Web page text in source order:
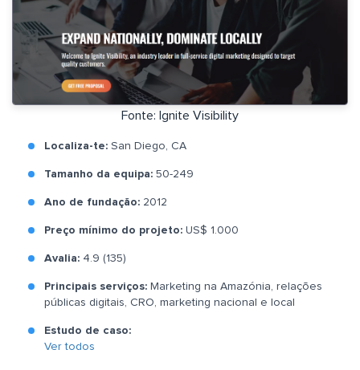
Fonte: Ignite Visibility
Localiza-te: San Diego, CA
Tamanho da equipa: 50-249
Ano de fundação: 2012
Preço mínimo do projeto: US$ 1.000
Avalia: 4.9 (135)
Principais serviços: Marketing na Amazónia, relações
públicas digitais, CRO, marketing nacional e local
Estudo de caso:
Ver todos